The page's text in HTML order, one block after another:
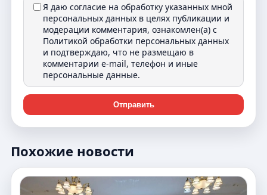
Я даю согласие на обработку указанных мной
персональных данных в целях публикации и
модерации комментария, ознакомлен(а) с
Политикой обработки персональных данных
и подтверждаю, что не размещаю в
комментарии e-mail, телефон и иные
персональные данные.
Отправить
Похожие новости